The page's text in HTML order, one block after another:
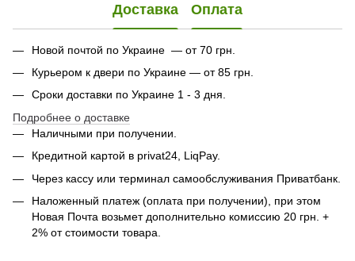
Доставка Оплата
Новой почтой по Украине — от 70 грн.
Курьером к двери по Украине — от 85 грн.
Сроки доставки по Украине 1 - 3 дня.
Подробнее о доставке
Наличными при получении.
Кредитной картой в privat24, LiqPay.
Через кассу или терминал самообслуживания Приватбанк.
Наложенный платеж (оплата при получении), при этом
Новая Почта возьмет дополнительно комиссию 20 грн. +
2% от стоимости товара.